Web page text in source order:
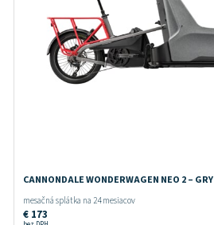
CANNONDALE WONDERWAGEN NEO 2 – GRY
mesačná splátka na 24 mesiacov
€173